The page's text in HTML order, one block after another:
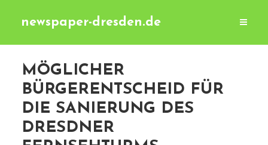
newspaper-dresden.de
MÖGLICHER
BÜRGERENTSCHEID FÜR
DIE SANIERUNG DES
DRESDNER